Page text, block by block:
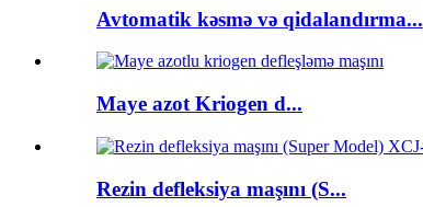
Avtomatik kəsmə və qidalandırma...
Maye azot Kriogen d...
Rezin defleksiya maşını (S...